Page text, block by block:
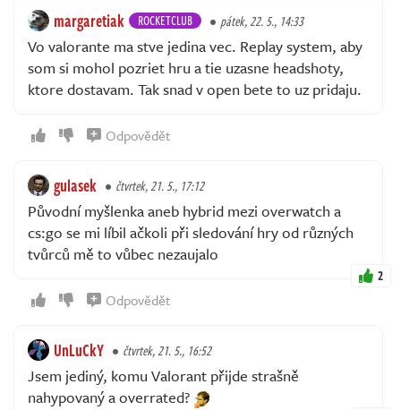
margaretiak ROCKETCLUB pátek, 22. 5., 14:33
Vo valorante ma stve jedina vec. Replay system, aby
som si mohol pozriet hru a tie uzasne headshoty,
ktore dostavam. Tak snad v open bete to uz pridaju.
Odpovědět
gulasek čtvrtek, 21. 5., 17:12
Původní myšlenka aneb hybrid mezi overwatch a
cs:go se mi líbil ačkoli při sledování hry od různých
tvůrců mě to vůbec nezaujalo
2
Odpovědět
UnLuCkY čtvrtek, 21. 5., 16:52
Jsem jediný, komu Valorant přijde strašně
nahypovaný a overrated?